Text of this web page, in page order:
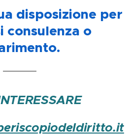
disposizione per
consulenza o